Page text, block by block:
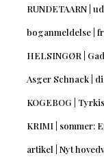
RUNDETAARN |
boganmeldelse |
HELSINGØR |
Asger Schnack |
KOGEBOG |
KRIMI | sommer:
artikel | Nyt